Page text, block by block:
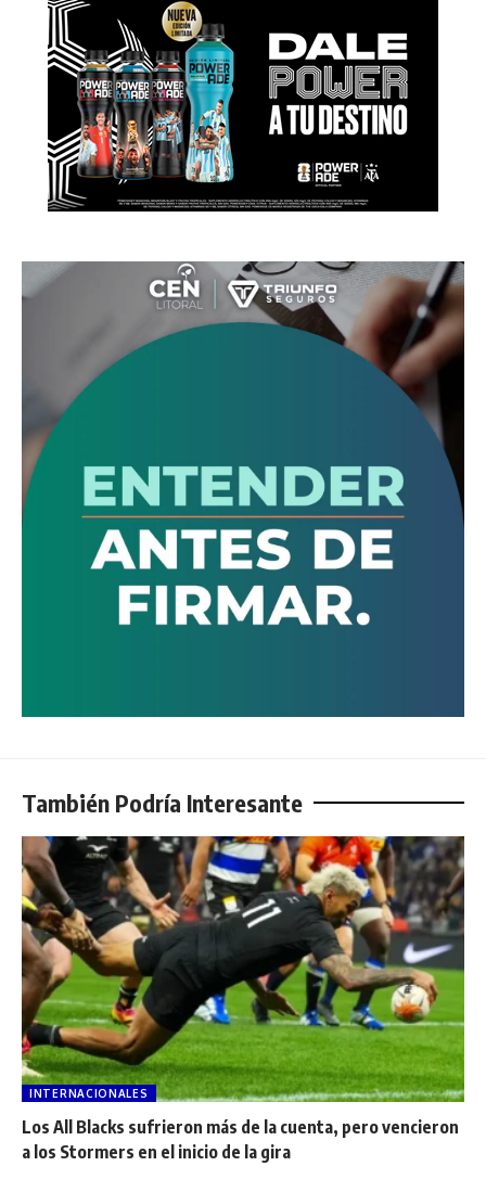
También Podría Interesante
INTERNACIONALES
Los All Blacks sufrieron más de la cuenta, pero vencieron
a los Stormers en el inicio de la gira